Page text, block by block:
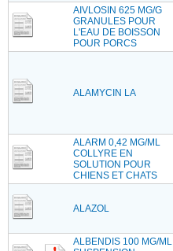
AIVLOSIN 625 MG/G
GRANULES POUR
L'EAU DE BOISSON
POUR PORCS
ALAMYCIN LA
ALARM 0,42 MG/ML
COLLYRE EN
SOLUTION POUR
CHIENS ET CHATS
ALAZOL
ALBENDIS 100 MG/ML